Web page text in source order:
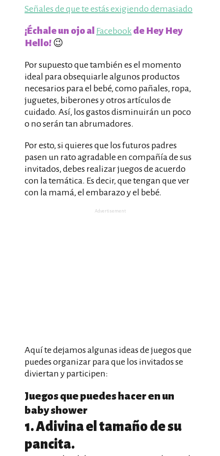
Señales de que te estás exigiendo demasiado
¡Échale un ojo al Facebook de Hey Hey
Hello! 😉
Por supuesto que también es el momento
ideal para obsequiarle algunos productos
necesarios para el bebé, como pañales, ropa,
juguetes, biberones y otros artículos de
cuidado. Así, los gastos disminuirán un poco
o no serán tan abrumadores.
Por esto, si quieres que los futuros padres
pasen un rato agradable en compañía de sus
invitados, debes realizar juegos de acuerdo
con la temática. Es decir, que tengan que ver
con la mamá, el embarazo y el bebé.
Advertisement
Aquí te dejamos algunas ideas de juegos que
puedes organizar para que los invitados se
diviertan y participen:
Juegos que puedes hacer en un
baby shower
1. Adivina el tamaño de su
pancita.